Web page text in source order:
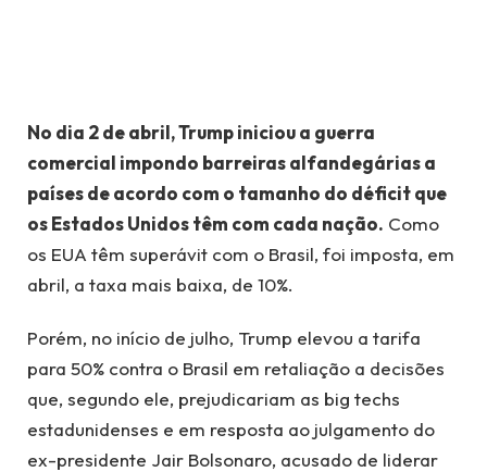
No dia 2 de abril, Trump iniciou a guerra
comercial impondo barreiras alfandegárias a
países de acordo com o tamanho do déficit que
os Estados Unidos têm com cada nação. Como
os EUA têm superávit com o Brasil, foi imposta, em
abril, a taxa mais baixa, de 10%.
Porém, no início de julho, Trump elevou a tarifa
para 50% contra o Brasil em retaliação a decisões
que, segundo ele, prejudicariam as big techs
estadunidenses e em resposta ao julgamento do
ex-presidente Jair Bolsonaro, acusado de liderar